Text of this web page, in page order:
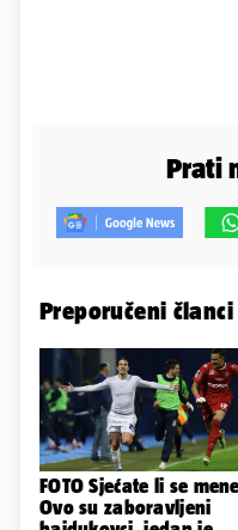
Prati
Preporučeni članci
FOTO Sjećate li se
Ovo su zaboravljeni